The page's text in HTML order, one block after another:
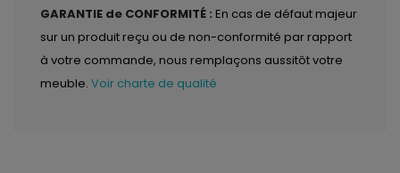
GARANTIE de CONFORMITÉ : En cas de défaut majeur
sur un produit reçu ou de non-conformité par rapport
à votre commande, nous remplaçons aussitôt votre
meuble. Voir charte de qualité